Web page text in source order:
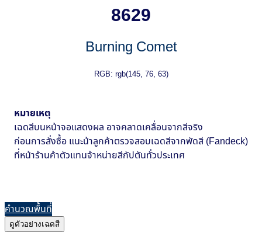
8629
Burning Comet
RGB: rgb(145, 76, 63)
หมายเหตุ
เฉดสีบนหน้าจอแสดงผล อาจคลาดเคลื่อนจากสีจริง
ก่อนการสั่งซื้อ แนะน้าลูกค้าตรวจสอบเฉดสีจากพัดสี (Fandeck)
ที่หน้าร้านค้าตัวแทนจ้าหน่ายสีกัปตันทั่วประเทศ
คำนวณพื้นที่
ดูตัวอย่างเฉดสี